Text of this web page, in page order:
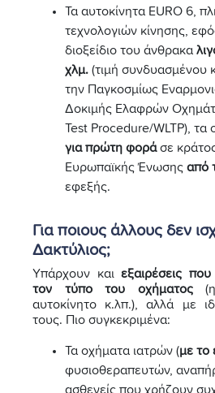
Τα αυτοκίνητα EURO 6,
τεχνολογιών κίνησης,
διοξείδιο του άνθρακα
χλμ. (τιμή
την Παγκοσμίως
Δοκιμής Ελαφρών
Test Procedure/WLTP), τα
για πρώτη φοράσε
Ευρωπαϊκής Ένωσης από
εφεξής.
Για ποιους άλλους δεν
Δακτύλιος;
Υπάρχουν και εξαιρέσεις
τον τύπο του οχήματος
αυτοκίνητο κ.λπ.), αλλά με
τους. Πιο συγκεκριμένα:
Τα οχήματα ιατρών (με το
φυσιοθεραπευτών,
ασθενείς που χρήζουν